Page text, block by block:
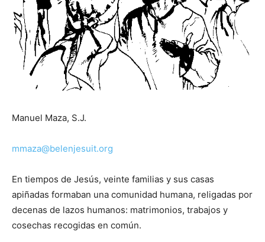
Manuel Maza, S.J.
mmaza@belenjesuit.org
En tiempos de Jesús, veinte familias y sus casas
apiñadas formaban una comunidad humana, religadas por
decenas de lazos humanos: matrimonios, trabajos y
cosechas recogidas en común.